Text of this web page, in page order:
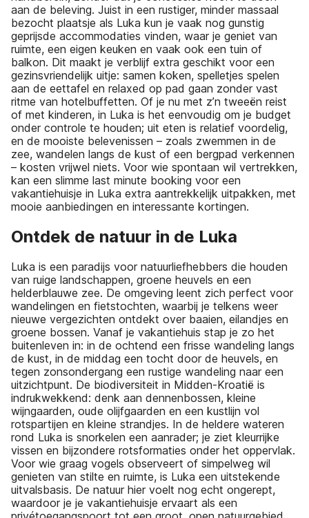
aan de beleving. Juist in een rustiger, minder massaal
bezocht plaatsje als Luka kun je vaak nog gunstig
geprijsde accommodaties vinden, waar je geniet van
ruimte, een eigen keuken en vaak ook een tuin of
balkon. Dit maakt je verblijf extra geschikt voor een
gezinsvriendelijk uitje: samen koken, spelletjes spelen
aan de eettafel en relaxed op pad gaan zonder vast
ritme van hotelbuffetten. Of je nu met z’n tweeën reist
of met kinderen, in Luka is het eenvoudig om je budget
onder controle te houden; uit eten is relatief voordelig,
en de mooiste belevenissen – zoals zwemmen in de
zee, wandelen langs de kust of een bergpad verkennen
– kosten vrijwel niets. Voor wie spontaan wil vertrekken,
kan een slimme last minute booking voor een
vakantiehuisje in Luka extra aantrekkelijk uitpakken, met
mooie aanbiedingen en interessante kortingen.
Ontdek de natuur in de Luka
Luka is een paradijs voor natuurliefhebbers die houden
van ruige landschappen, groene heuvels en een
helderblauwe zee. De omgeving leent zich perfect voor
wandelingen en fietstochten, waarbij je telkens weer
nieuwe vergezichten ontdekt over baaien, eilandjes en
groene bossen. Vanaf je vakantiehuis stap je zo het
buitenleven in: in de ochtend een frisse wandeling langs
de kust, in de middag een tocht door de heuvels, en
tegen zonsondergang een rustige wandeling naar een
uitzichtpunt. De biodiversiteit in Midden-Kroatië is
indrukwekkend: denk aan dennenbossen, kleine
wijngaarden, oude olijfgaarden en een kustlijn vol
rotspartijen en kleine strandjes. In de heldere wateren
rond Luka is snorkelen een aanrader; je ziet kleurrijke
vissen en bijzondere rotsformaties onder het oppervlak.
Voor wie graag vogels observeert of simpelweg wil
genieten van stilte en ruimte, is Luka een uitstekende
uitvalsbasis. De natuur hier voelt nog echt ongerept,
waardoor je je vakantiehuisje ervaart als een